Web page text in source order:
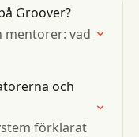
Groover?
mentorer: vad
och
förklarat